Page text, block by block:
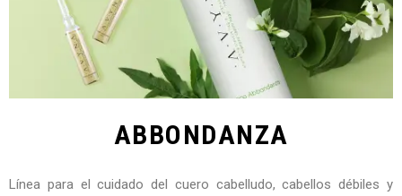
ABBONDANZA
Línea para el cuidado del cuero cabelludo, cabellos débiles y